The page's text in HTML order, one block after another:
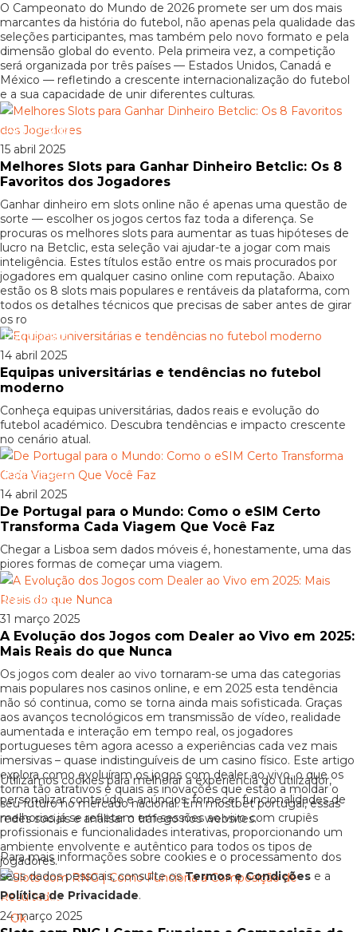
O Campeonato do Mundo de 2026 promete ser um dos mais
marcantes da história do futebol, não apenas pela qualidade das
seleções participantes, mas também pelo novo formato e pela
dimensão global do evento. Pela primeira vez, a competição
será organizada por três países — Estados Unidos, Canadá e
México — refletindo a crescente internacionalização do futebol
e a sua capacidade de unir diferentes culturas.
Patrocinado
15 abril 2025
Melhores Slots para Ganhar Dinheiro Betclic: Os 8
Favoritos dos Jogadores
Ganhar dinheiro em slots online não é apenas uma questão de
sorte — escolher os jogos certos faz toda a diferença. Se
procuras os melhores slots para aumentar as tuas hipóteses de
lucro na Betclic, esta seleção vai ajudar-te a jogar com mais
inteligência. Estes títulos estão entre os mais procurados por
jogadores em qualquer casino online com reputação. Abaixo
estão os 8 slots mais populares e rentáveis da plataforma, com
todos os detalhes técnicos que precisas de saber antes de girar
os ro
Patrocinado
14 abril 2025
Equipas universitárias e tendências no futebol
moderno
Conheça equipas universitárias, dados reais e evolução do
futebol académico. Descubra tendências e impacto crescente
no cenário atual.
Patrocinado
14 abril 2025
De Portugal para o Mundo: Como o eSIM Certo
Transforma Cada Viagem Que Você Faz
Chegar a Lisboa sem dados móveis é, honestamente, uma das
piores formas de começar uma viagem.
Patrocinado
31 março 2025
A Evolução dos Jogos com Dealer ao Vivo em 2025:
Mais Reais do que Nunca
Os jogos com dealer ao vivo tornaram-se uma das categorias
mais populares nos casinos online, e em 2025 esta tendência
não só continua, como se torna ainda mais sofisticada. Graças
aos avanços tecnológicos em transmissão de vídeo, realidade
aumentada e interação em tempo real, os jogadores
portugueses têm agora acesso a experiências cada vez mais
imersivas – quase indistinguíveis de um casino físico. Este artigo
explora como evoluíram os jogos com dealer ao vivo, o que os
torna tão atrativos e quais as inovações que estão a moldar o
seu futuro no mercado nacional. Em mostbet portugal, essas
melhorias já se refletem em sessões ao vivo com crupiês
profissionais e funcionalidades interativas, proporcionando um
ambiente envolvente e autêntico para todos os tipos de
jogadores.
Patrocinado
24 março 2025
Utilizamos cookies para melhorar a experiência do utilizador,
personalizar conteúdo e anúncios, fornecer funcionalidades de
redes sociais e analisar o tráfego nos websites.
Para mais informações sobre cookies e o processamento dos
seus dados pessoais, consulte osTermos e Condições e a
Política de Privacidade.
Ok